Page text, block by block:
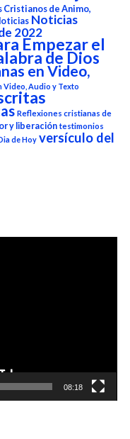
Cristianos de Animo,
Noticias
2022
Empezar el
de Dios
en Video,
Video, Audio y Texto
Reflexiones cristianas de
y liberación testimonios
de Hoy versículo del
08:18